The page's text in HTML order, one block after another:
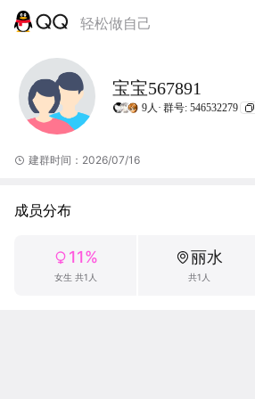
轻松做自己
宝宝567891
9人· 群号: 546532279
建群时间：2026/07/16
成员分布
11%
女生 共1人
丽水
共1人